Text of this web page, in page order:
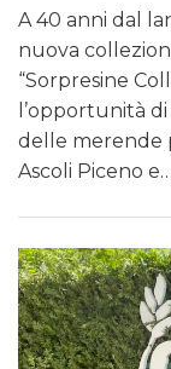
A 40 anni dal
nuova
“Sorpresine
l’opportunità
delle merende
Ascoli Piceno e…